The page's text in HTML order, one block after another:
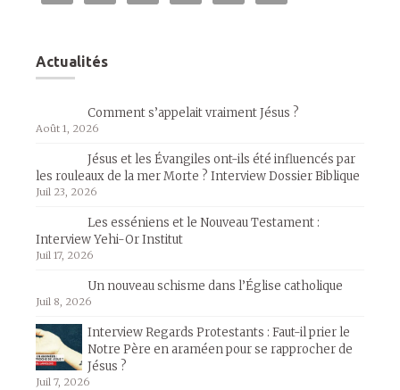
Actualités
Comment s’appelait vraiment Jésus ?
Août 1, 2026
Jésus et les Évangiles ont-ils été influencés par
les rouleaux de la mer Morte ? Interview Dossier Biblique
Juil 23, 2026
Les esséniens et le Nouveau Testament :
Interview Yehi-Or Institut
Juil 17, 2026
Un nouveau schisme dans l’Église catholique
Juil 8, 2026
Interview Regards Protestants : Faut-il prier le
Notre Père en araméen pour se rapprocher de
Jésus ?
Juil 7, 2026